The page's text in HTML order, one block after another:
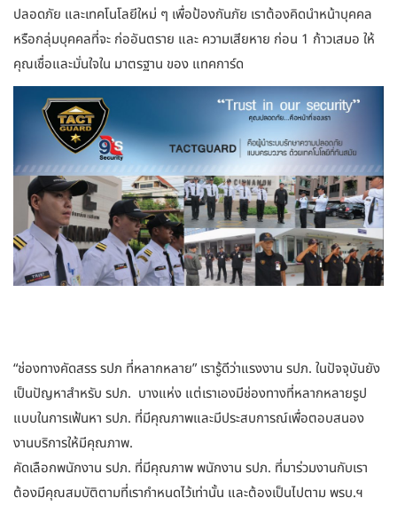
ปลอดภัย และเทคโนโลยีใหม่ ๆ เพื่อป้องกันภัย เราต้องคิดนำหน้าบุคคล
หรือกลุ่มบุคคลที่จะ ก่ออันตราย และ ความเสียหาย ก่อน 1 ก้าวเสมอ ให้
คุณเชื่อและมั่นใจใน มาตรฐาน ของ แทคการ์ด
“ช่องทางคัดสรร รปภ ที่หลากหลาย” เรารู้ดีว่าแรงงาน รปภ. ในปัจจุบันยัง
เป็นปัญหาสำหรับ รปภ. บางแห่ง แต่เราเองมีช่องทางที่หลากหลายรูป
แบบในการเฟ้นหา รปภ. ที่มีคุณภาพและมีประสบการณ์เพื่อตอบสนอง
งานบริการให้มีคุณภาพ.
คัดเลือกพนักงาน รปภ. ที่มีคุณภาพ พนักงาน รปภ. ที่มาร่วมงานกับเรา
ต้องมีคุณสมบัติตามที่เรากำหนดไว้เท่านั้น และต้องเป็นไปตาม พรบ.ฯ